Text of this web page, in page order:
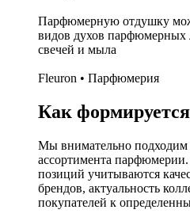
Парфюмерную отдушку
видов духов парфюмерных
свечей и мыла
Fleuron • Парфюмерия
Как
Мы внимательно
ассортимента
позиций учитываются
брендов, актуальность
покупателей к